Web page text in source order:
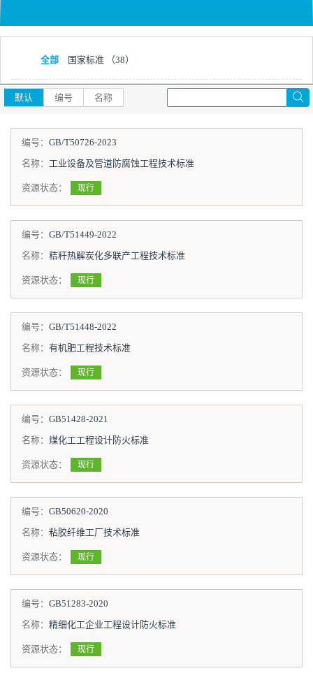
全部 国家标准 （38）
默认 编号 名称
编号： GB/T50726-2023
名称： 工业设备及管道防腐蚀工程技术标准
资源状态： 现行
编号： GB/T51449-2022
名称： 秸秆热解炭化多联产工程技术标准
资源状态： 现行
编号： GB/T51448-2022
名称： 有机肥工程技术标准
资源状态： 现行
编号： GB51428-2021
名称： 煤化工工程设计防火标准
资源状态： 现行
编号： GB50620-2020
名称： 粘胶纤维工厂技术标准
资源状态： 现行
编号： GB51283-2020
名称： 精细化工企业工程设计防火标准
资源状态： 现行